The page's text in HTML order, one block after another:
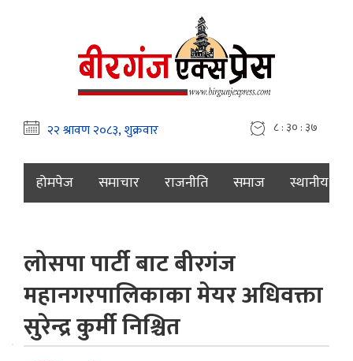
८ : ३० : ३८
होमपेज समाचार राजनीति समाज स्थानीय
लोसपा पार्टी बाट बीरगंज
महानगरपालिकाका मेयर अधिवक्ता
सुरेन्द्र कुर्मी निश्चित